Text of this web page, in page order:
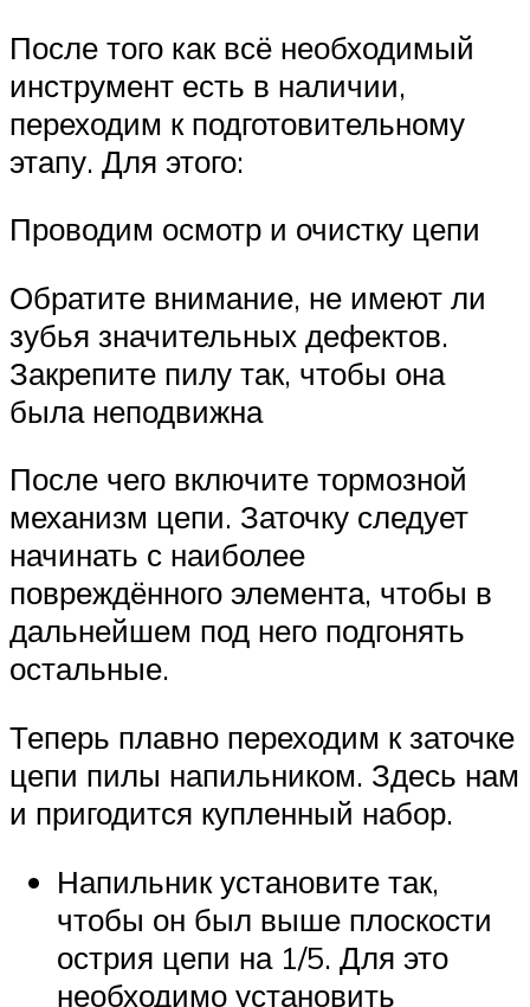
После того как всё необходимый
инструмент есть в наличии,
переходим к подготовительному
этапу. Для этого:
Проводим осмотр и очистку цепи
Обратите внимание, не имеют ли
зубья значительных дефектов.
Закрепите пилу так, чтобы она
была неподвижна
После чего включите тормозной
механизм цепи. Заточку следует
начинать с наиболее
повреждённого элемента, чтобы в
дальнейшем под него подгонять
остальные.
Теперь плавно переходим к заточке
цепи пилы напильником. Здесь нам
и пригодится купленный набор.
Напильник установите так,
чтобы он был выше плоскости
острия цепи на 1/5. Для это
необходимо установить